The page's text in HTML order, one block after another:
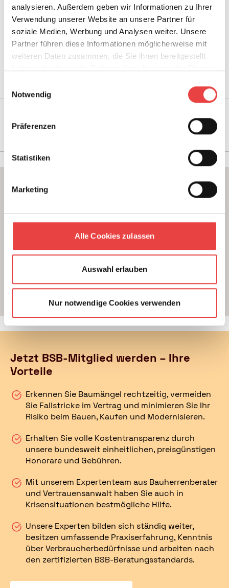
analysieren. Außerdem geben wir Informationen zu Ihrer
Verwendung unserer Website an unsere Partner für
soziale Medien, Werbung und Analysen weiter. Unsere
Partner führen diese Informationen möglicherweise mit
weiteren Daten zusammen, die Sie ihnen bereitgestellt
Notwendig
Präferenzen
Statistiken
Marketing
Alle Cookies zulassen
Auswahl erlauben
Nur notwendige Cookies verwenden
s
a
n
g
b
Hilfe bei Kauf & Bau Ihrer
Eigentumswohnung
u
B
a
n
s
o
Haben Sie Fragen? Kontaktieren Sie uns .
Einen Berater für Ihr Projekt finden
Suchen
über unsere
Experten.
Jetzt BSB-Mitglied werden – Ihre
Vorteile
Erkennen Sie Baumängel rechtzeitig, vermeiden
Sie Fallstricke im Vertrag und minimieren Sie Ihr
Risiko beim Bauen, Kaufen und Modernisieren.
Erhalten Sie volle Kostentransparenz durch
unsere bundesweit einheitlichen, preisgünstigen
Honorare und Gebühren.
Mit unserem Expertenteam aus Bauherrenberater
und Vertrauensanwalt haben Sie auch in
Krisensituationen bestmögliche Hilfe.
Unsere Experten bilden sich ständig weiter,
besitzen umfassende Praxiserfahrung, Kenntnis
über Verbraucherbedürfnisse und arbeiten nach
den zertifizierten BSB-Beratungsstandards.